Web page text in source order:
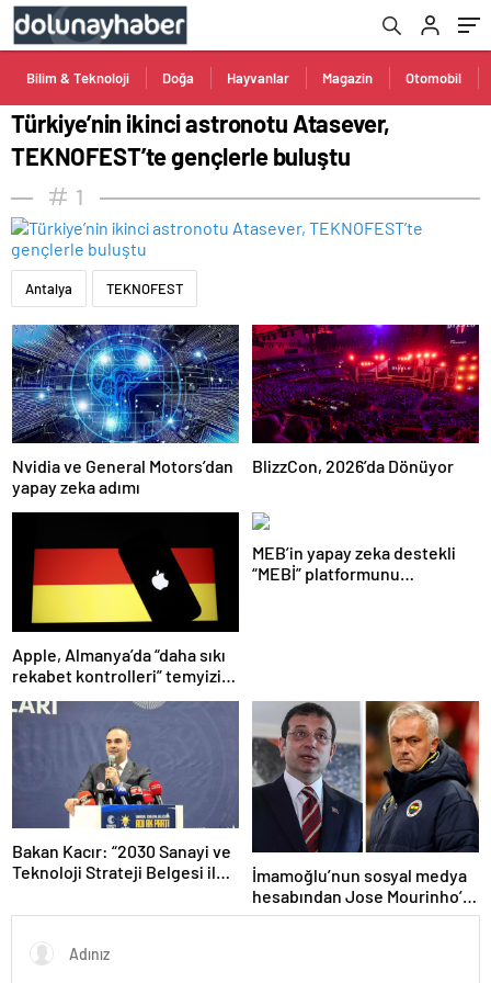
Bilim & Teknoloji Doğa Hayvanlar Magazin Otomobil
Türkiye’nin ikinci astronotu Atasever,
TEKNOFEST’te gençlerle buluştu
1
Antalya TEKNOFEST
Nvidia ve General Motors’dan
yapay zeka adımı
BlizzCon, 2026’da Dönüyor
Apple, Almanya’da “daha sıkı
rekabet kontrolleri” temyizini
MEB’in yapay zeka destekli
“MEBİ” platformunu
Bakan Kacır: “2030 Sanayi ve
Teknoloji Strateji Belgesi ile
devreye alınacak”
İmamoğlu’nun sosyal medya
hesabından Jose Mourinho’lu
paylaşım